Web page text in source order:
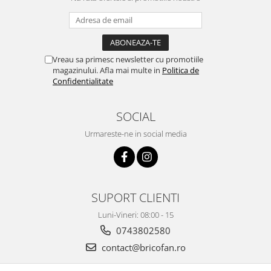
Uscatoare si standere haine
Bucatarie si electrocasnice
Masini de carnati si accesorii
Espressoare si cafetiere
Masini de piper si nuci
Genti Termoizolante Mancare
Magneti de frigider
Vreau sa primesc newsletter cu promotiile
magazinului. Afla mai multe in Politica de
Confidentialitate
SOCIAL
Urmareste-ne in social media
SUPORT CLIENTI
Luni-Vineri: 08:00 - 15
0743802580
contact@bricofan.ro